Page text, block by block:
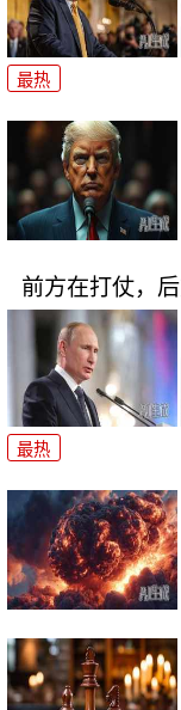
最热
前方在打仗，后
最热